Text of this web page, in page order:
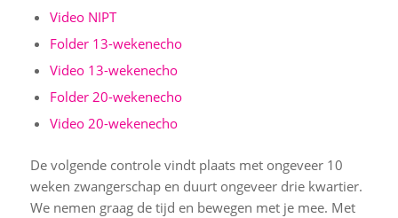
Video NIPT
Folder 13-wekenecho
Video 13-wekenecho
Folder 20-wekenecho
Video 20-wekenecho
De volgende controle vindt plaats met ongeveer 10
weken zwangerschap en duurt ongeveer drie kwartier.
We nemen graag de tijd en bewegen met je mee. Met